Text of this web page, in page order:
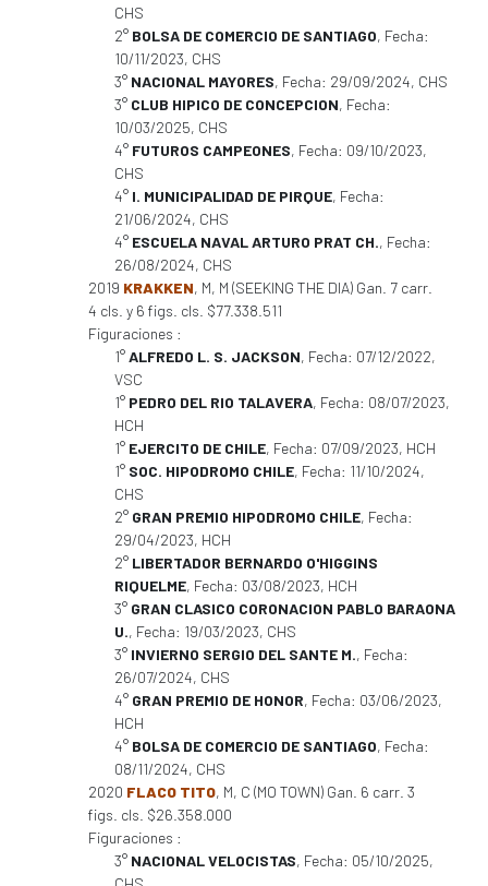
CHS
2° BOLSA DE COMERCIO DE SANTIAGO, Fecha:
10/11/2023, CHS
3° NACIONAL MAYORES, Fecha: 29/09/2024, CHS
3° CLUB HIPICO DE CONCEPCION, Fecha:
10/03/2025, CHS
4° FUTUROS CAMPEONES, Fecha: 09/10/2023,
CHS
4° I. MUNICIPALIDAD DE PIRQUE, Fecha:
21/06/2024, CHS
4° ESCUELA NAVAL ARTURO PRAT CH., Fecha:
26/08/2024, CHS
2019 KRAKKEN, M, M (SEEKING THE DIA) Gan. 7 carr.
4 cls. y 6 figs. cls. $77.338.511
Figuraciones :
1°ALFREDO L. S. JACKSON, Fecha: 07/12/2022,
VSC
1° PEDRO DEL RIO TALAVERA, Fecha: 08/07/2023,
HCH
1° EJERCITO DE CHILE, Fecha: 07/09/2023, HCH
1° SOC. HIPODROMO CHILE, Fecha: 11/10/2024,
CHS
2° GRAN PREMIO HIPODROMO CHILE, Fecha:
29/04/2023, HCH
2° LIBERTADOR BERNARDO O'HIGGINS
RIQUELME, Fecha: 03/08/2023, HCH
3° GRAN CLASICO CORONACION PABLO BARAONA
U., Fecha: 19/03/2023, CHS
3° INVIERNO SERGIO DEL SANTE M., Fecha:
26/07/2024, CHS
4° GRAN PREMIO DE HONOR, Fecha: 03/06/2023,
HCH
4° BOLSA DE COMERCIO DE SANTIAGO, Fecha:
08/11/2024, CHS
2020 FLACO TITO, M, C (MO TOWN) Gan. 6 carr. 3
figs. cls. $26.358.000
Figuraciones :
3° NACIONAL VELOCISTAS, Fecha: 05/10/2025,